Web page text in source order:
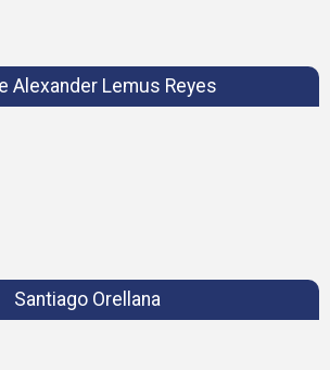
Alexander Lemus Reyes
Santiago Orellana